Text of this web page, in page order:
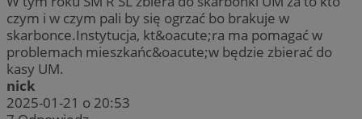
czym i w czym pali by się ogrzać bo brakuje w
skarbonce.Instytucja, kt&oacute;ra ma pomagać w
problemach mieszkańc&oacute;w będzie zbierać do
kasy UM.
nick
2025-01-21 o 20:53